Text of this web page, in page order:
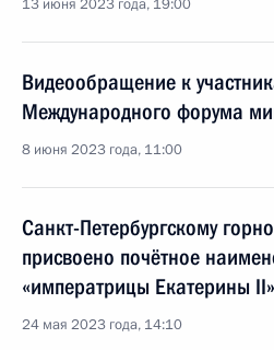
13 июня 2023 года, 19:00
Видеообращение к
Международного форума
8 июня 2023 года, 11:00
Санкт-Петербургскому
присвоено почётное
«императрицы Екатерины II»
24 мая 2023 года, 14:10